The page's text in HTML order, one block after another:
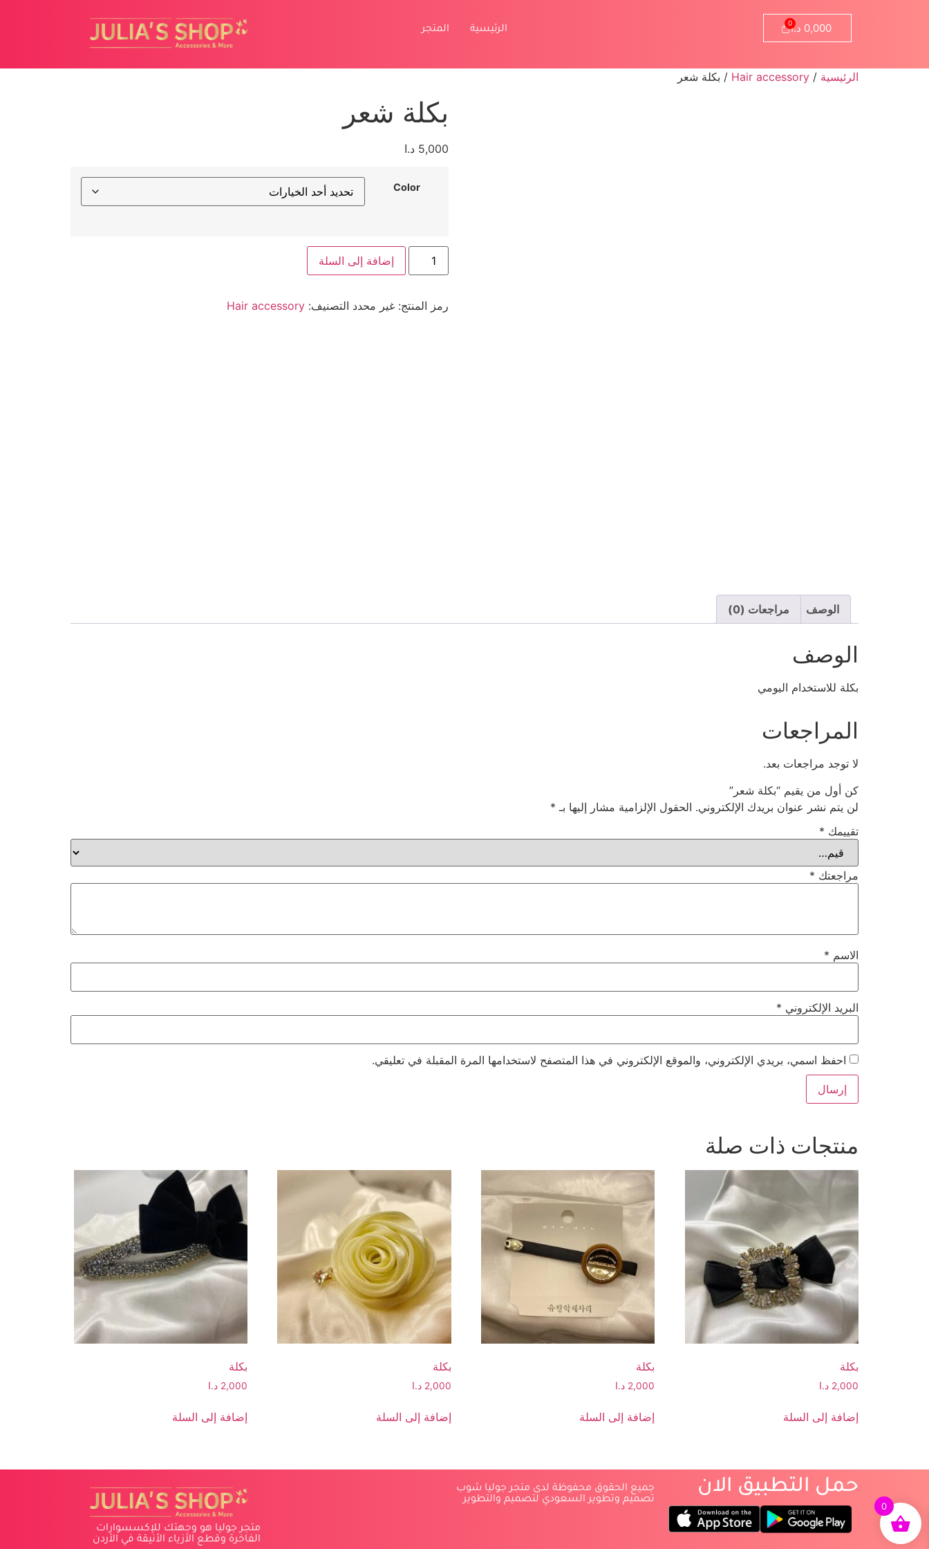
0,000 د.ا الرئيسية المتجر
الرئيسية /
Hair accessory / بكلة شعر
بكلة شعر
5,000 د.ا
Color
إضافة إلى السلة
رمز المنتج: غير محدد التصنيف: Hair accessory
الوصف مراجعات (0)
الوصف
بكلة للاستخدام اليومي
المراجعات
لا توجد مراجعات بعد.
كن أول من يقيم “بكلة شعر”
لن يتم نشر عنوان بريدك الإلكتروني. الحقول الإلزامية مشار إليها بـ *
تقييمك *
مراجعتك *
الاسم *
البريد الإلكتروني *
احفظ اسمي، بريدي الإلكتروني، والموقع الإلكتروني في هذا المتصفح لاستخدامها المرة المقبلة في تعليقي.
منتجات ذات صلة
بكلة
2,000 د.ا
إضافة إلى السلة
بكلة
2,000 د.ا
إضافة إلى السلة
بكلة
2,000 د.ا
إضافة إلى السلة
بكلة
2,000 د.ا
إضافة إلى السلة
حمل التطبيق الان
‏جميع الحقوق محفوظة لدى متجر جوليا شوب
‏تصميم وتطوير السعودي لتصميم والتطوير
متجر جوليا هو وجهتك للإكسسوارات
الفاخرة وقطع الأزياء الأنيقة في الأردن
0